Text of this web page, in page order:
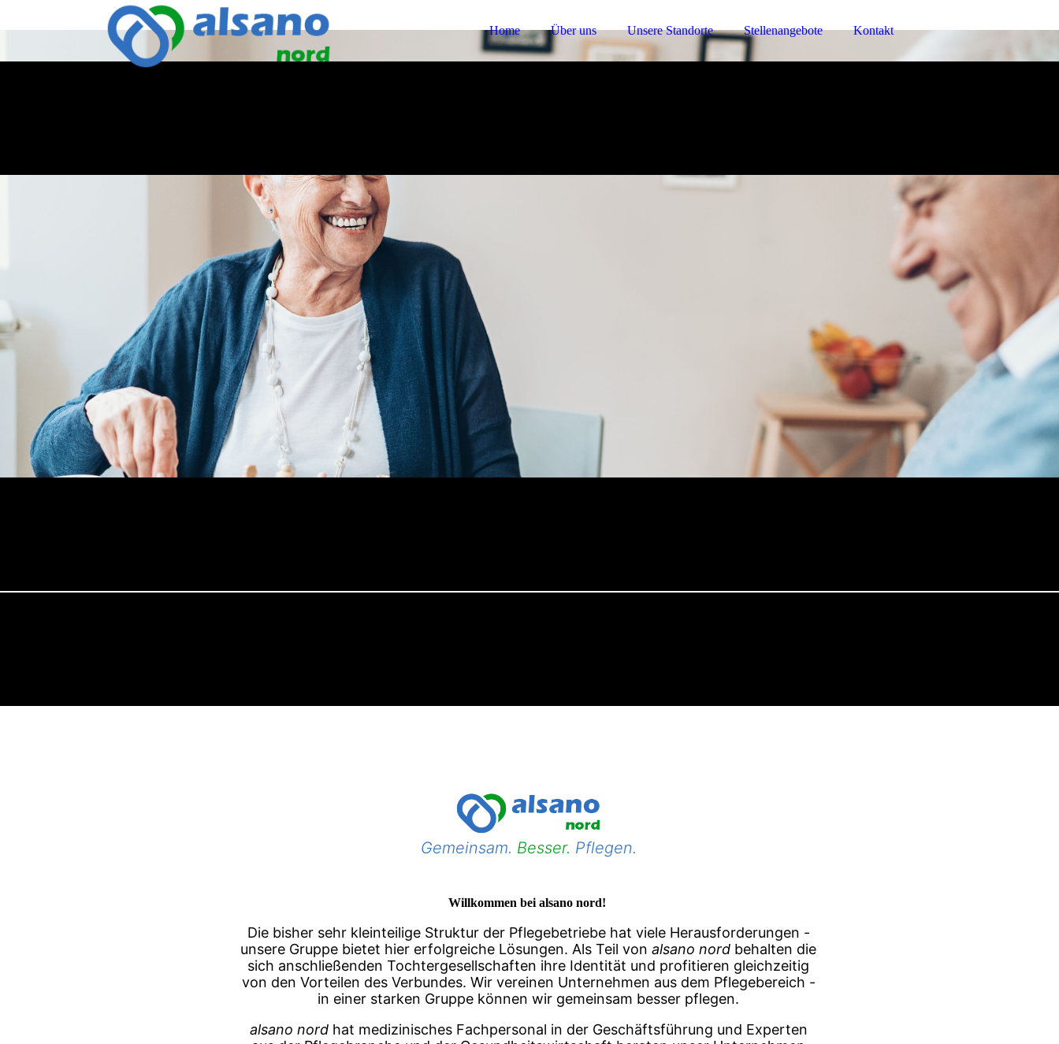
Home Über uns Unsere Standorte Stellenangebote Kontakt
Gemeinsam. Besser. Pflegen.
Willkommen bei alsano nord!
Die bisher sehr kleinteilige Struktur der Pflegebetriebe hat viele Herausforderungen -
unsere Gruppe bietet hier erfolgreiche Lösungen. Als Teil vonalsano nord behalten die
sich anschließenden Tochtergesellschaften ihre Identität und profitieren gleichzeitig
von den Vorteilen des Verbundes. Wir vereinen Unternehmen aus dem Pflegebereich -
in einer starken Gruppe können wir gemeinsam besser pflegen.
alsano nordhat medizinisches Fachpersonal in der Geschäftsführung und Experten